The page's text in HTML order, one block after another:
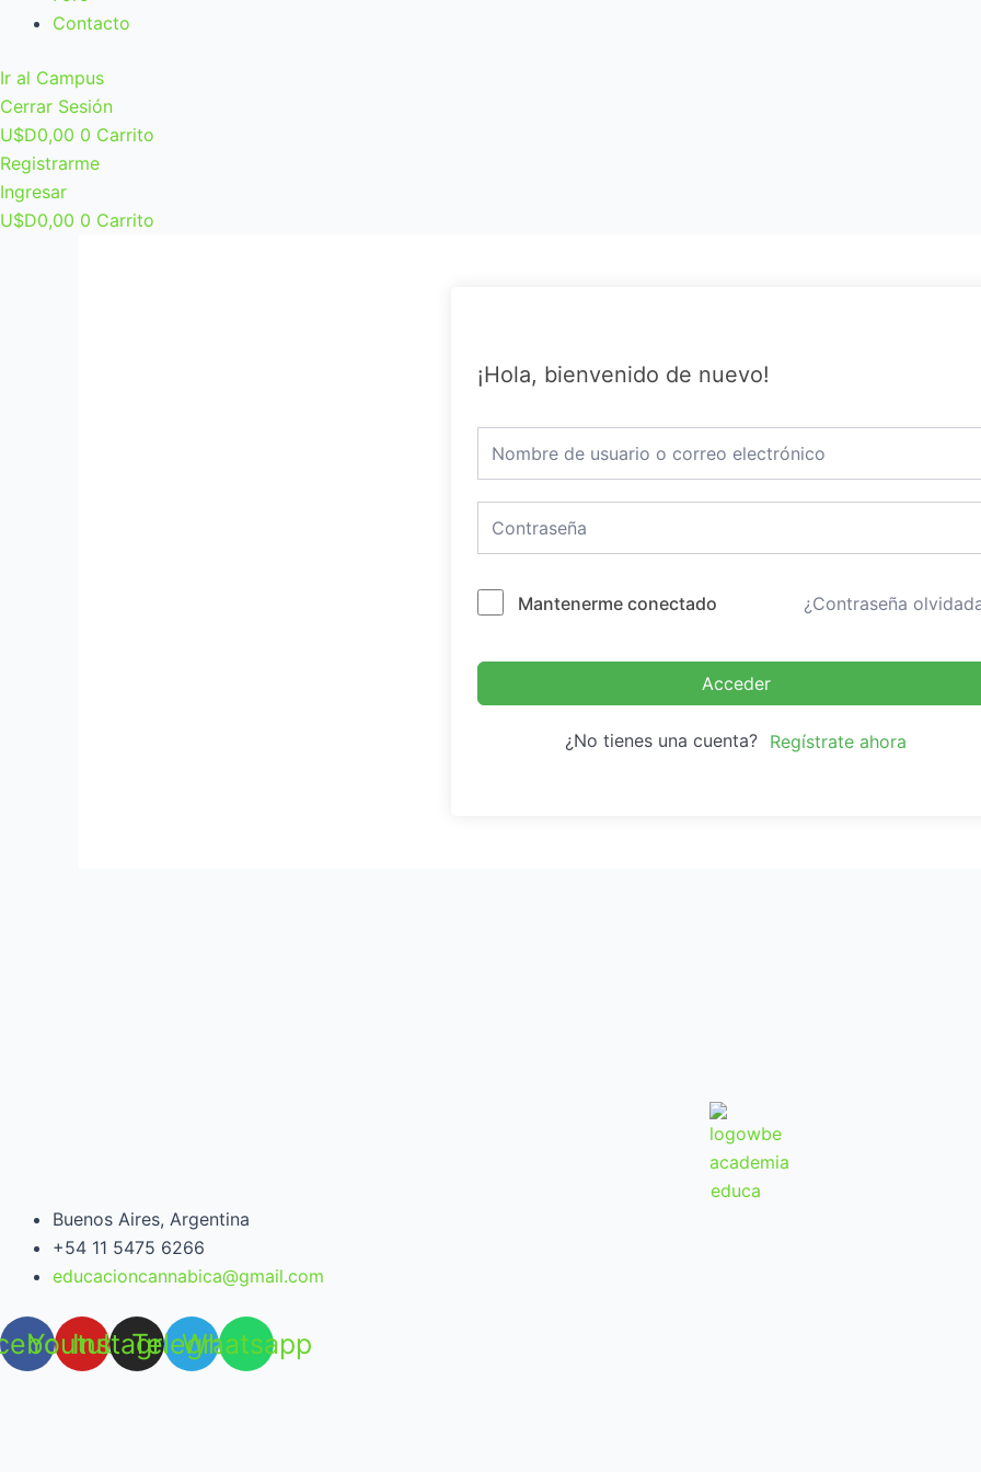
Contacto
Ir al Campus
Cerrar Sesión
U$D0,00 0 Carrito
Registrarme
Ingresar
U$D0,00 0 Carrito
¡Hola, bienvenido de nuevo!
Mantenerme conectado ¿Contraseña
Acceder
¿No tienes una cuenta? Regístrate ahora
Buenos Aires, Argentina
+54 11 5475 6266
educacioncannabica@gmail.com
Youtube
Instagram
Telegram
Whatsapp